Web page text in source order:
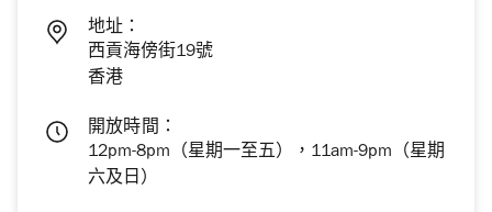
地址：
西貢海傍街19號
香港
開放時間：
12pm-8pm（星期一至五），11am-9pm（星期
六及日）